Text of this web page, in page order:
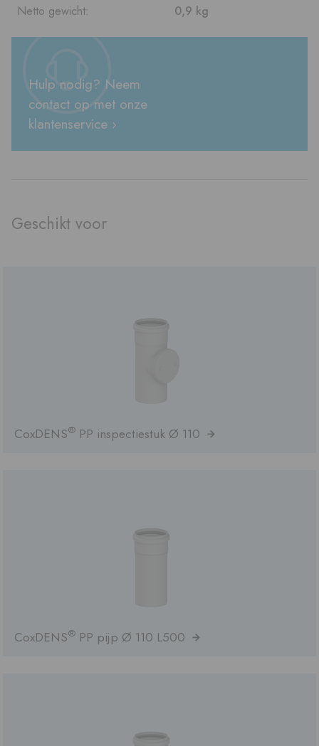
Netto gewicht:
0,9 kg
Hulp nodig? Neem
contact op met onze
klantenservice ›
Geschikt voor
CoxDENS® PP inspectiestuk Ø 110
CoxDENS® PP pijp Ø 110 L500